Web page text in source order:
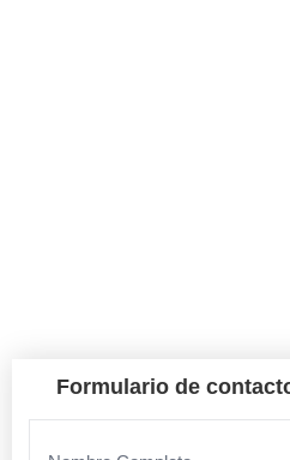
Formulario de